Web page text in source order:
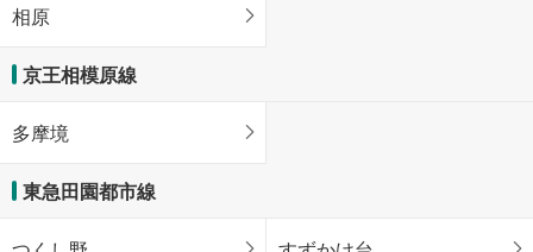
相原
京王相模原線
多摩境
東急田園都市線